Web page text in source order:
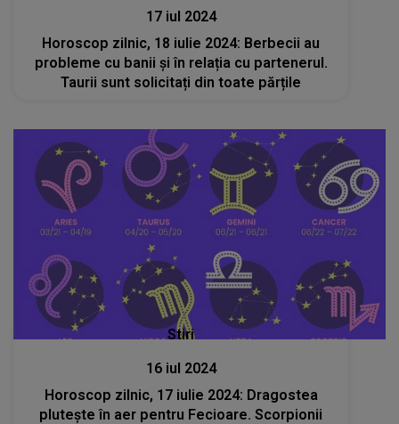
17 iul 2024
Horoscop zilnic, 18 iulie 2024: Berbecii au
probleme cu banii și în relația cu partenerul.
Taurii sunt solicitați din toate părțile
Stiri
16 iul 2024
Horoscop zilnic, 17 iulie 2024: Dragostea
plutește în aer pentru Fecioare. Scorpionii